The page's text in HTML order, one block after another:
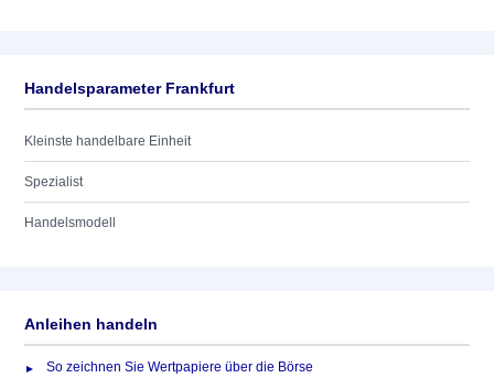
Handelsparameter Frankfurt
Kleinste handelbare Einheit
Spezialist
Handelsmodell
Anleihen handeln
So zeichnen Sie Wertpapiere über die Börse